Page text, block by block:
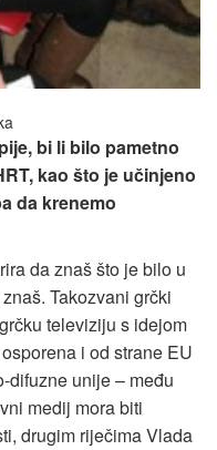
bi li bilo pametno
kao što je učinjeno
da krenemo
da znaš što je bilo u
Takozvani grčki
televiziju s idejom
i od strane EU
difuzne unije – među
medij mora biti
drugim riječima Vlada